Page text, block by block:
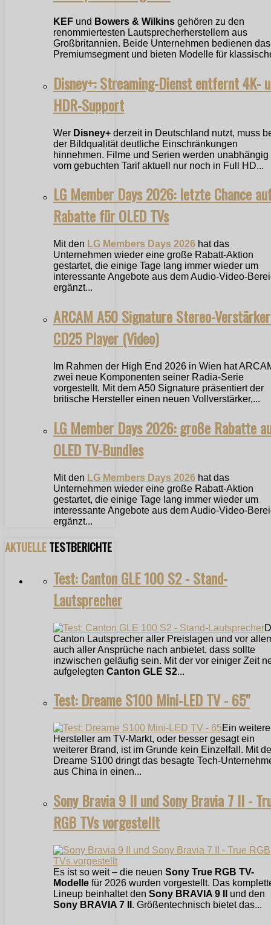
KEF und Bowers & Wilkins gehören zu den
renommiertesten Lautsprecherherstellern aus
Großbritannien. Beide Unternehmen bedienen das
Premiumsegment und bieten Modelle für
Disney+: Streaming-Dienst entfernt 4K-
HDR-Support
Wer Disney+ derzeit in Deutschland nutzt, muss
der Bildqualität deutliche Einschränkungen
hinnehmen. Filme und Serien werden unabhängig
vom gebuchten Tarif aktuell nur noch in Full HD...
LG Member Days 2026: letzte Chance
Rabatte für OLED TVs
Mit den LG Members Days 2026 hat das
Unternehmen wieder eine große Rabatt-Aktion
gestartet, die einige Tage lang immer wieder um
interessante Angebote aus dem Audio-Video-
ergänzt...
ARCAM A50 Signature Stereo-
CD25 Player (Video)
Im Rahmen der High End 2026 in Wien hat
zwei neue Komponenten seiner Radia-Serie
vorgestellt. Mit dem A50 Signature präsentiert der
britische Hersteller einen neuen Vollverstärker,...
LG Member Days 2026: große Rabatte
OLED TV-Bundles
Mit den LG Members Days 2026 hat das
Unternehmen wieder eine große Rabatt-Aktion
gestartet, die einige Tage lang immer wieder um
interessante Angebote aus dem Audio-Video-
ergänzt...
AKTUELLETESTBERICHTE
Test: Canton GLE 100 S2 - Stand-
Lautsprecher
Canton Lautsprecher aller Preislagen und vor
auch aller Ansprüche nach anbietet, dass sollte
inzwischen geläufig sein. Mit der vor einiger Zeit
aufgelegten Canton GLE S2...
Test: Dreame S100 Mini-LED TV - 65"
Ein
Hersteller am TV-Markt, oder besser gesagt ein
weiterer Brand, ist im Grunde kein Einzelfall. Mit
Dreame S100 dringt das besagte Tech-
aus China in einen...
Sony Bravia 9 II und Sony Bravia 7 II -
RGB TVs vorgestellt
Es ist so weit – die neuen Sony True RGB TV-
Modelle für 2026 wurden vorgestellt. Das
Lineup beinhaltet den Sony BRAVIA 9 II
und den
Sony BRAVIA 7 II . Größentechnisch bietet das...